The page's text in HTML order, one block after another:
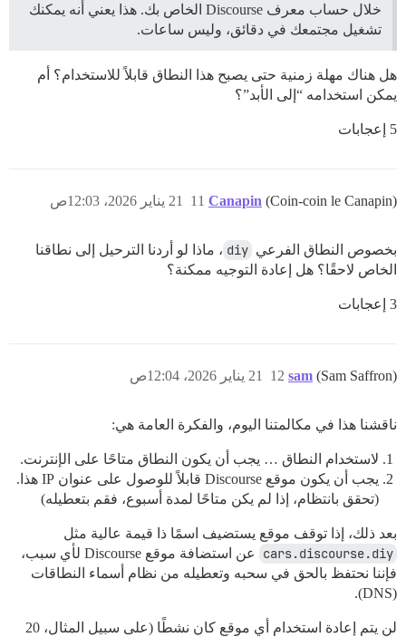
خلال حساب معرف Discourse الخاص بك. هذا يعني أنه يمكنك
تشغيل مجتمعك في دقائق، وليس ساعات.
هل هناك مهلة زمنية حتى يصبح هذا النطاق قابلاً للاستخدام؟ أم
يمكن استخدامه “إلى الأبد”؟
5 إعجابات
Canapin (Coin-coin le Canapin) 21 يناير 2026، 12:03ص 11
بخصوص النطاق الفرعي diy ، ماذا لو أردنا الترحيل إلى نطاقنا
الخاص لاحقًا؟ هل إعادة التوجيه ممكنة؟
3 إعجابات
sam (Sam Saffron) 21 يناير 2026، 12:04ص 12
ناقشنا هذا في مكالمتنا اليوم، والفكرة العامة هي:
لاستخدام النطاق … يجب أن يكون النطاق متاحًا على الإنترنت.
يجب أن يكون موقع Discourse قابلاً للوصول على عنوان IP هذا.
(تحقق بانتظام، إذا لم يكن متاحًا لمدة أسبوع، فقم بتعطيله)
بعد ذلك، إذا توقف موقع يستضيف اسمًا ذا قيمة عالية مثل
cars.discourse.diy
عن استضافة موقع Discourse لأي سبب،
فإننا نحتفظ بالحق في سحبه وتعطيله من نظام أسماء النطاقات
(DNS).
لن يتم إعادة استخدام أي موقع كان نشطًا (على سبيل المثال، 20